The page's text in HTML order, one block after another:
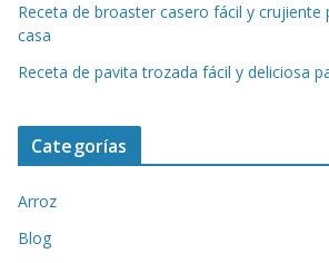
Receta de broaster casero fácil y crujiente
casa
Receta de pavita trozada fácil y deliciosa
Categorías
Arroz
Blog